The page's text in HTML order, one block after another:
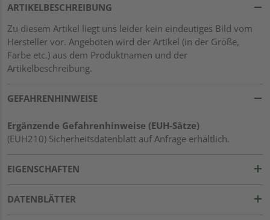
ARTIKELBESCHREIBUNG
Zu diesem Artikel liegt uns leider kein eindeutiges Bild vom
Hersteller vor. Angeboten wird der Artikel (in der Größe,
Farbe etc.) aus dem Produktnamen und der
Artikelbeschreibung.
GEFAHRENHINWEISE
Ergänzende Gefahrenhinweise (EUH-Sätze)
(EUH210) Sicherheitsdatenblatt auf Anfrage erhältlich.
EIGENSCHAFTEN
DATENBLÄTTER